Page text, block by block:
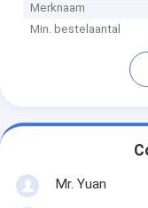
Merknaam
Min. bestelaantal
Mr. Yuan